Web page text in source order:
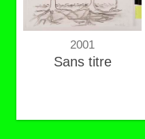
2001
Sans titre